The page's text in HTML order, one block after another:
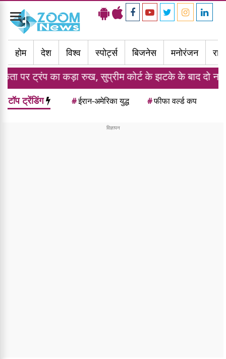
Toggle
navigation
होम
देश विश्व स्पोर्ट्स बिजनेस मनोरंजन
रुख, सुप्रीम कोर्ट के झटके के बाद दो नए आदेशों पर किए
टॉप ट्रेंडिंग #ईरान-अमेरिका युद्ध #फीफा वर्ल्ड कप